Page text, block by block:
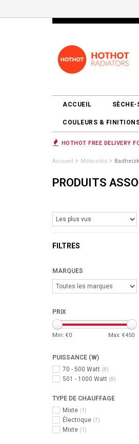
ACCUEIL SÈCHE-
COULEURS &
HOTHOT FREE DELIVERY
Accueil Mots-clés
PRODUITS
FILTRES
MARQUES
PRIX
Min: €0 Max: €450
PUISSANCE (W)
70 - 500 Watt (8)
501 - 1000 Watt (8)
TYPE DE CHAUFFAGE
Mixte (1)
Électrique (7)
Mixte (1)